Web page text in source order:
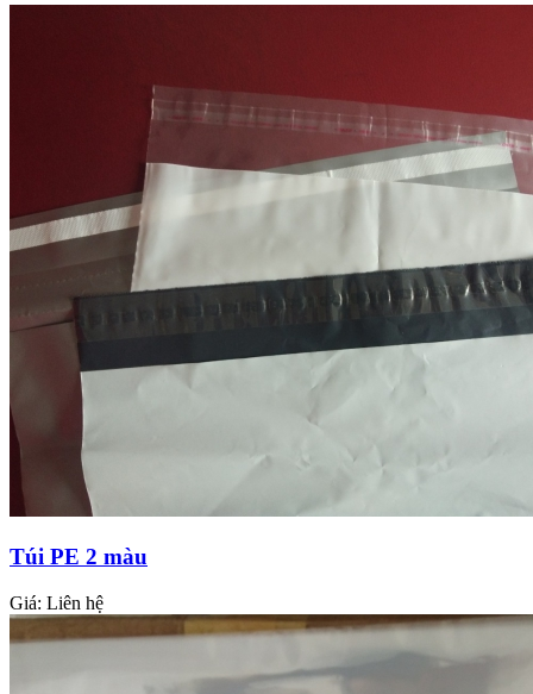
Túi PE 2 màu
Giá: Liên hệ